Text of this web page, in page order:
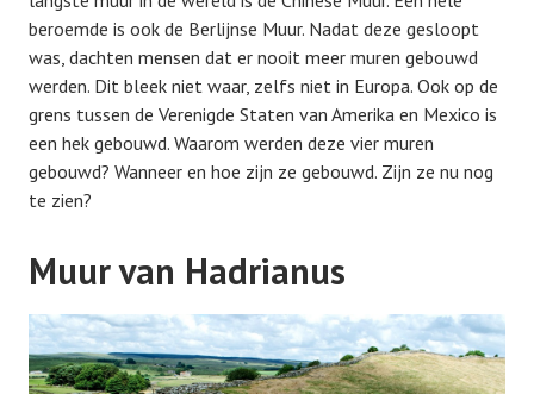
beroemde is ook de Berlijnse Muur. Nadat deze gesloopt
was, dachten mensen dat er nooit meer muren gebouwd
werden. Dit bleek niet waar, zelfs niet in Europa. Ook op de
grens tussen de Verenigde Staten van Amerika en Mexico is
een hek gebouwd. Waarom werden deze vier muren
gebouwd? Wanneer en hoe zijn ze gebouwd. Zijn ze nu nog
te zien?
Muur van Hadrianus